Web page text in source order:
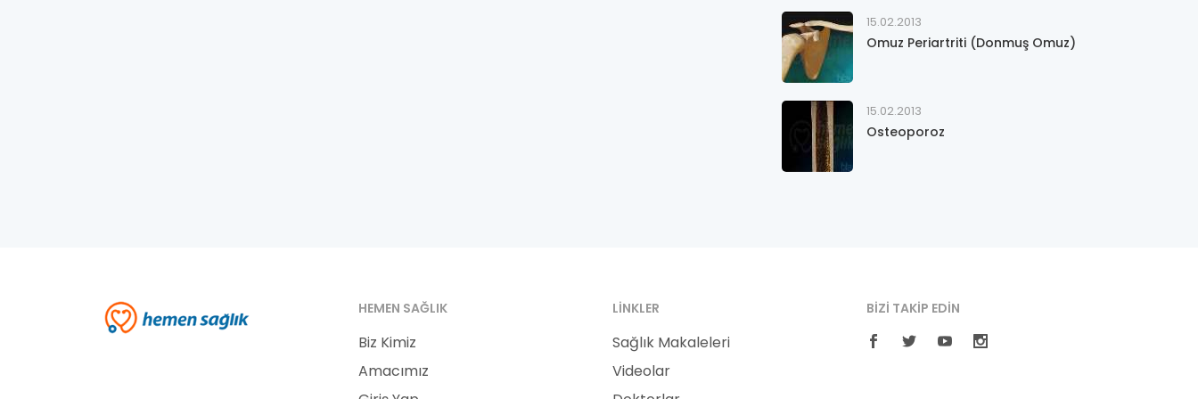
15.02.2013
Omuz Periartriti (Donmuş Omuz)
15.02.2013
Osteoporoz
HEMEN SAĞLIK
Biz Kimiz
Amacımız
LINKLER
Sağlık Makaleleri
Videolar
BIZI TAKIP EDIN